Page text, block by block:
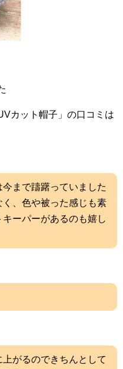
カット帽子」の口コミは
まで躊躇っていました
、色や被った感じも素
ーパーがあるのも嬉し
がるのできちんとして